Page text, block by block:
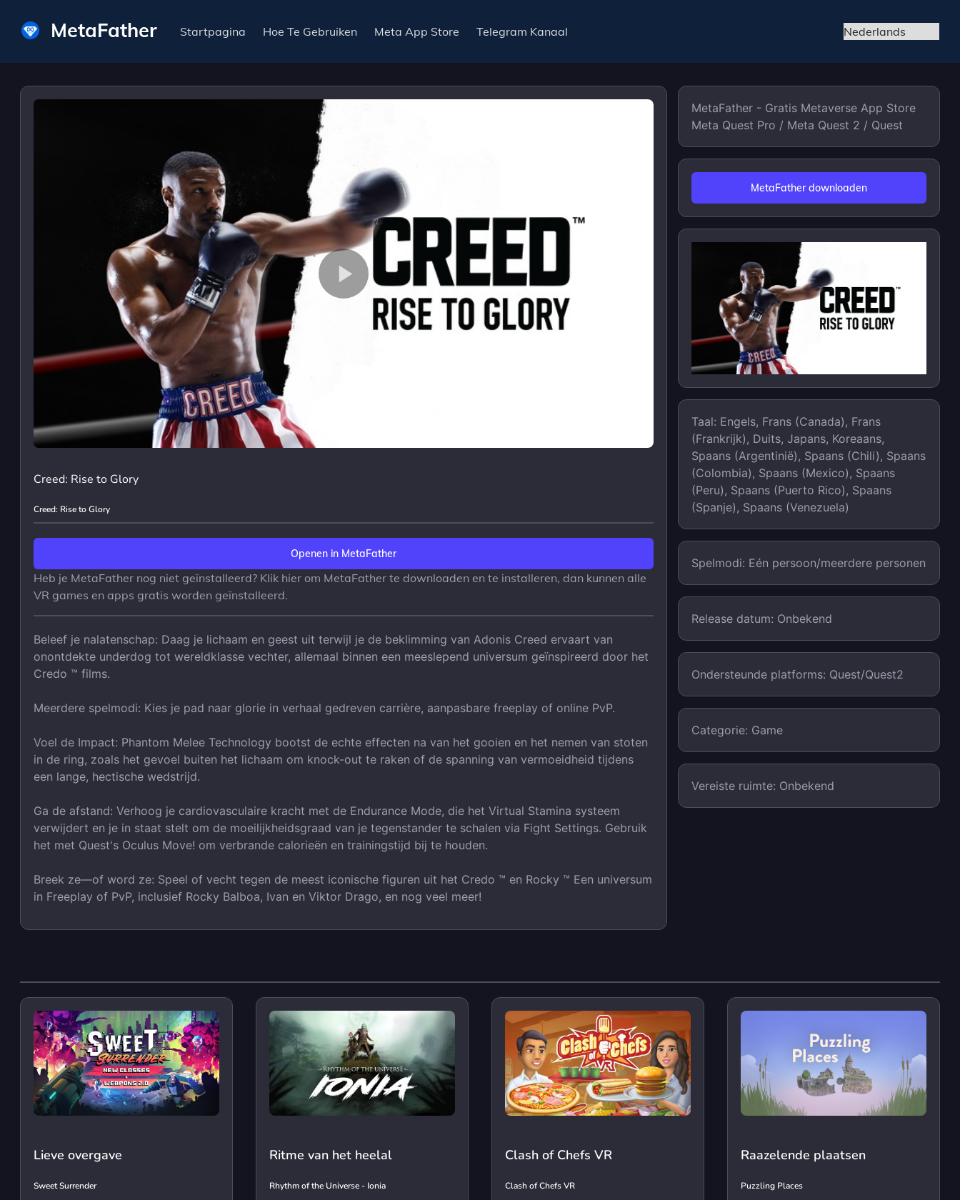
MetaFather Startpagina Hoe Te Gebruiken Meta App Store Telegram Kanaal
Creed: Rise to Glory
Creed: Rise to Glory
Openen in MetaFather
Heb je MetaFather nog niet geïnstalleerd? Klik hier om MetaFather te downloaden en te installeren, dan kunnen alle
VR games en apps gratis worden geïnstalleerd.
Beleef je nalatenschap: Daag je lichaam en geest uit terwijl je de beklimming van Adonis Creed ervaart van
onontdekte underdog tot wereldklasse vechter, allemaal binnen een meeslepend universum geïnspireerd door het
Credo ™ films.
Meerdere spelmodi: Kies je pad naar glorie in verhaal gedreven carrière, aanpasbare freeplay of online PvP.
Voel de Impact: Phantom Melee Technology bootst de echte effecten na van het gooien en het nemen van stoten
in de ring, zoals het gevoel buiten het lichaam om knock-out te raken of de spanning van vermoeidheid tijdens
een lange, hectische wedstrijd.
Ga de afstand: Verhoog je cardiovasculaire kracht met de Endurance Mode, die het Virtual Stamina systeem
verwijdert en je in staat stelt om de moeilijkheidsgraad van je tegenstander te schalen via Fight Settings. Gebruik
het met Quest's Oculus Move! om verbrande calorieën en trainingstijd bij te houden.
Breek ze―of word ze: Speel of vecht tegen de meest iconische figuren uit het Credo ™ en Rocky ™ Een universum
in Freeplay of PvP, inclusief Rocky Balboa, Ivan en Viktor Drago, en nog veel meer!
MetaFather - Gratis Metaverse App Store
Meta Quest Pro / Meta Quest 2 / Quest
MetaFather downloaden
Taal: Engels, Frans (Canada), Frans
(Frankrijk), Duits, Japans, Koreaans,
Spaans (Argentinië), Spaans (Chili), Spaans
(Colombia), Spaans (Mexico), Spaans
(Peru), Spaans (Puerto Rico), Spaans
(Spanje), Spaans (Venezuela)
Spelmodi: Eén persoon/meerdere personen
Release datum: Onbekend
Ondersteunde platforms: Quest/Quest2
Categorie: Game
Vereiste ruimte: Onbekend
Lieve overgave
Sweet Surrender
Ritme van het heelal
Rhythm of the Universe - Ionia
Clash of Chefs VR
Clash of Chefs VR
Raazelende plaatsen
Puzzling Places